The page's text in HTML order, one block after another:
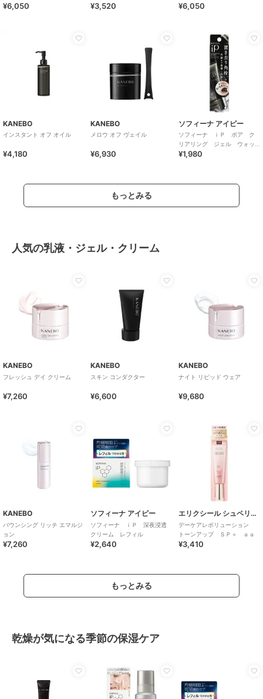
¥6,050 ¥3,520 ¥6,050
KANEBO
インスタント オフ オイル
¥4,180
KANEBO
メロウ オフ ヴェイル
¥6,930
ソフィーナ アイピー
ソフィーナ ｉＰ ポア ク
リアリング ジェル ウォッ
シュ
¥1,980
もっとみる
人気の乳液・ジェル・クリーム
KANEBO
フレッシュ デイ クリーム
¥7,260
KANEBO
スキン コンダクター
¥6,600
KANEBO
ナイト リピッド ウェア
¥9,680
KANEBO
バウンシング リッチ エマルジ
ョン
¥7,260
ソフィーナ アイピー
ソフィーナ ｉＰ 深夜浸透
クリーム レフィル
¥2,640
エリクシール シュペリエル
デーケアレボリューション
トーンアップ ＳＰ＋ ａａ
¥3,410
もっとみる
乾燥が気になる季節の保湿ケア